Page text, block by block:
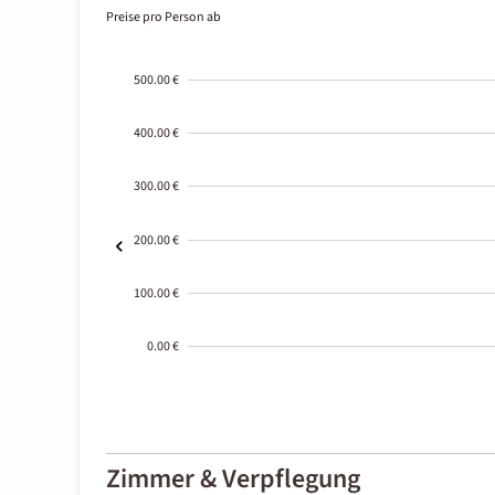
Preise pro Person ab
500.00 €
400.00 €
300.00 €
200.00 €
100.00 €
0.00 €
01-02
Zimmer & Verpflegung